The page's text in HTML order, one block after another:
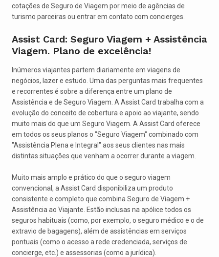
cotações de Seguro de Viagem por meio de agências de
turismo parceiras ou entrar em contato com concierges.
Assist Card: Seguro Viagem + Assistência
Viagem. Plano de excelência!
Inúmeros viajantes partem diariamente em viagens de
negócios, lazer e estudo. Uma das perguntas mais frequentes
e recorrentes é sobre a diferença entre um plano de
Assistência e de Seguro Viagem. A Assist Card trabalha com a
evolução do conceito de cobertura e apoio ao viajante, sendo
muito mais do que um Seguro Viagem. A Assist Card oferece
em todos os seus planos o "Seguro Viagem" combinado com
"Assistência Plena e Integral" aos seus clientes nas mais
distintas situações que venham a ocorrer durante a viagem.
Muito mais amplo e prático do que o seguro viagem
convencional, a Assist Card disponibiliza um produto
consistente e completo que combina Seguro de Viagem +
Assistência ao Viajante. Estão inclusas na apólice todos os
seguros habituais (como, por exemplo, o seguro médico e o de
extravio de bagagens), além de assistências em serviços
pontuais (como o acesso a rede credenciada, serviços de
concierge, etc.) e assessorias (como a jurídica).